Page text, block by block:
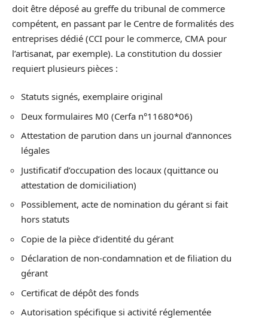
doit être déposé au greffe du tribunal de commerce
compétent, en passant par le Centre de formalités des
entreprises dédié (CCI pour le commerce, CMA pour
l’artisanat, par exemple). La constitution du dossier
requiert plusieurs pièces :
Statuts signés, exemplaire original
Deux formulaires M0 (Cerfa n°11680*06)
Attestation de parution dans un journal d’annonces
légales
Justificatif d’occupation des locaux (quittance ou
attestation de domiciliation)
Possiblement, acte de nomination du gérant si fait
hors statuts
Copie de la pièce d’identité du gérant
Déclaration de non-condamnation et de filiation du
gérant
Certificat de dépôt des fonds
Autorisation spécifique si activité réglementée